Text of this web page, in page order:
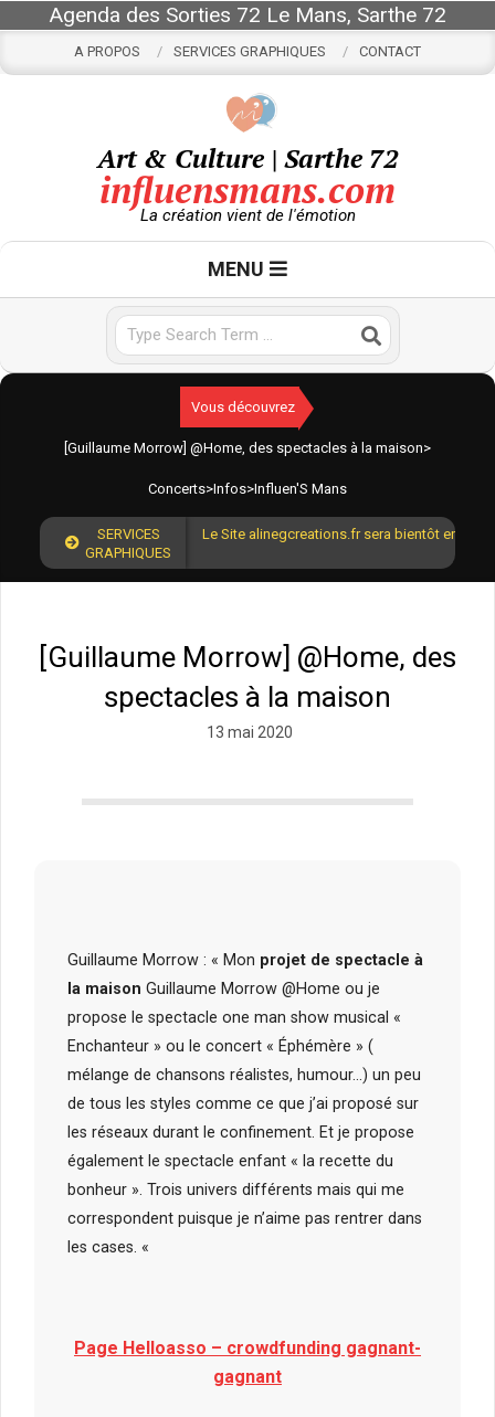
content
Agenda des Sorties 72 Le Mans, Sarthe 72
A PROPOS SERVICES GRAPHIQUES CONTACT
Art & Culture | Sarthe 72
influensmans.com
La création vient de l'émotion
MENU
Vous découvrez
[Guillaume Morrow] @Home, des spectacles à la maison>
Concerts>Infos>Influen'S Mans
SERVICES
GRAPHIQUES
Le Site alinegcreations.fr sera bientôt en
[Guillaume Morrow] @Home, des
spectacles à la maison
13 mai 2020
Guillaume Morrow : « Mon projet de spectacle à
la maison Guillaume Morrow @Home ou je
propose le spectacle one man show musical «
Enchanteur » ou le concert « Éphémère » (
mélange de chansons réalistes, humour…) un peu
de tous les styles comme ce que j’ai proposé sur
les réseaux durant le confinement. Et je propose
également le spectacle enfant « la recette du
bonheur ». Trois univers différents mais qui me
correspondent puisque je n’aime pas rentrer dans
les cases. «
Page Helloasso – crowdfunding gagnant-
gagnant